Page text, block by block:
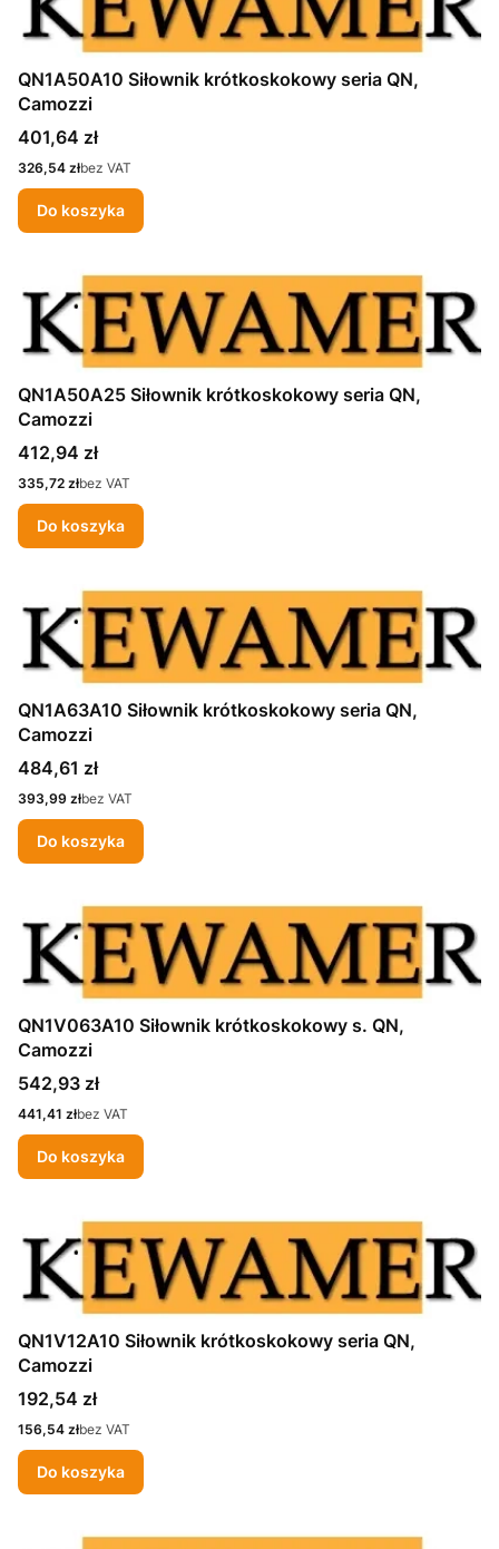
QN1A50A10 Siłownik krótkoskokowy seria QN,
Camozzi
Cena
401,64 zł
Cena
326,54 złbez VAT
Do koszyka
QN1A50A25 Siłownik krótkoskokowy seria QN,
Camozzi
Cena
412,94 zł
Cena
335,72 złbez VAT
Do koszyka
QN1A63A10 Siłownik krótkoskokowy seria QN,
Camozzi
Cena
484,61 zł
Cena
393,99 złbez VAT
Do koszyka
QN1V063A10 Siłownik krótkoskokowy s. QN,
Camozzi
Cena
542,93 zł
Cena
441,41 złbez VAT
Do koszyka
QN1V12A10 Siłownik krótkoskokowy seria QN,
Camozzi
Cena
192,54 zł
Cena
156,54 złbez VAT
Do koszyka